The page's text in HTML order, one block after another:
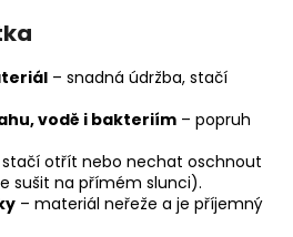
– snadná údržba, stačí
vodě i bakteriím – popruh
stačí otřít nebo nechat oschnout
sušit na přímém slunci).
– materiál neřeže a je příjemný